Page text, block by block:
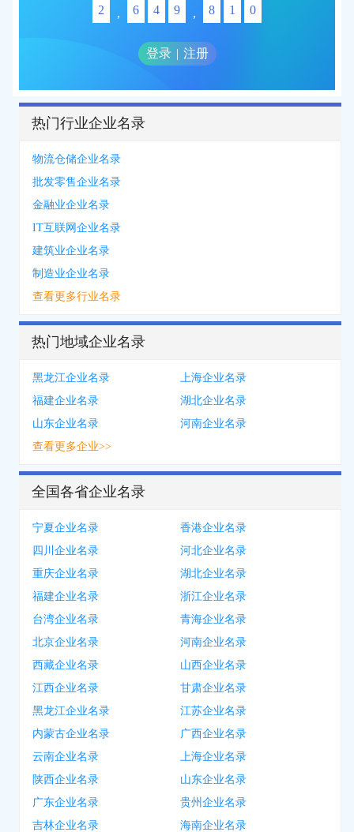
2 , 6 4 9 , 8 1 0
登录 | 注册
热门行业企业名录
物流仓储企业名录
批发零售企业名录
金融业企业名录
IT互联网企业名录
建筑业企业名录
制造业企业名录
查看更多行业名录
热门地域企业名录
黑龙江企业名录
上海企业名录
福建企业名录
湖北企业名录
山东企业名录
河南企业名录
查看更多企业>>
全国各省企业名录
宁夏企业名录
香港企业名录
四川企业名录
河北企业名录
重庆企业名录
湖北企业名录
福建企业名录
浙江企业名录
台湾企业名录
青海企业名录
北京企业名录
河南企业名录
西藏企业名录
山西企业名录
江西企业名录
甘肃企业名录
黑龙江企业名录
江苏企业名录
内蒙古企业名录
广西企业名录
云南企业名录
上海企业名录
陕西企业名录
山东企业名录
广东企业名录
贵州企业名录
吉林企业名录
海南企业名录